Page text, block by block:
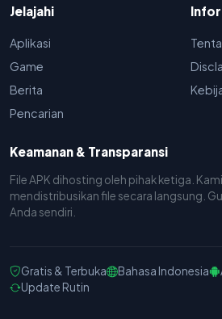
Jelajahi
Aplikasi
Game
Berita
Pencarian
Keamanan & Transparansi
File APK dihosting oleh pihak ketiga.
mendistribusikan file secara langsung.
Anda sendiri.
Gratis & Terbuka Bahasa Indonesia
Update Rutin